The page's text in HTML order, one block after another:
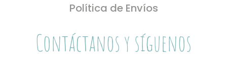
Política de Envíos
Contáctanos y síguenos